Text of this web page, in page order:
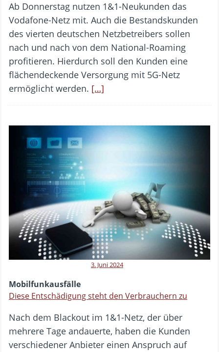
Ab Donnerstag nutzen 1&1-Neukunden das
Vodafone-Netz mit. Auch die Bestandskunden
des vierten deutschen Netzbetreibers sollen
nach und nach von dem National-Roaming
profitieren. Hierdurch soll den Kunden eine
flächendeckende Versorgung mit 5G-Netz
ermöglicht werden. […]
3. Juni 2024
Mobilfunkausfälle
Diese Entschädigung steht den Verbrauchern zu
Nach dem Blackout im 1&1-Netz, der über
mehrere Tage andauerte, haben die Kunden
verschiedener Anbieter einen Anspruch auf